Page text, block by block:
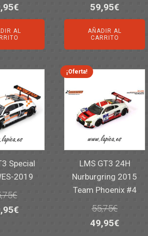
€El
precio
actual
es:
AL
El
precio
original
era:
82,40€.
59,95€El
precio
actual
es:
AÑADIR AL
CARRITO
Special
2019
€
€El
¡Oferta!
LMS GT3 24H
Nurburgring 2015
Team Phoenix #4
55,75€
El
49,95€El